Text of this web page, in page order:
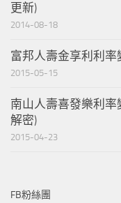
更新)
2014-08-18
富邦人壽金享利利率
2015-05-15
南山人壽喜發樂利率
解密)
2015-04-23
FB粉絲團